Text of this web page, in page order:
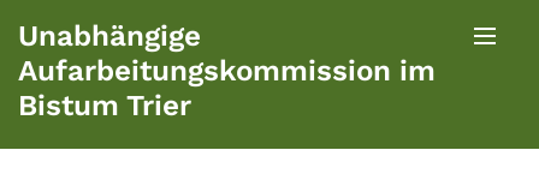
Unabhängige
Aufarbeitungskommission im
Bistum Trier